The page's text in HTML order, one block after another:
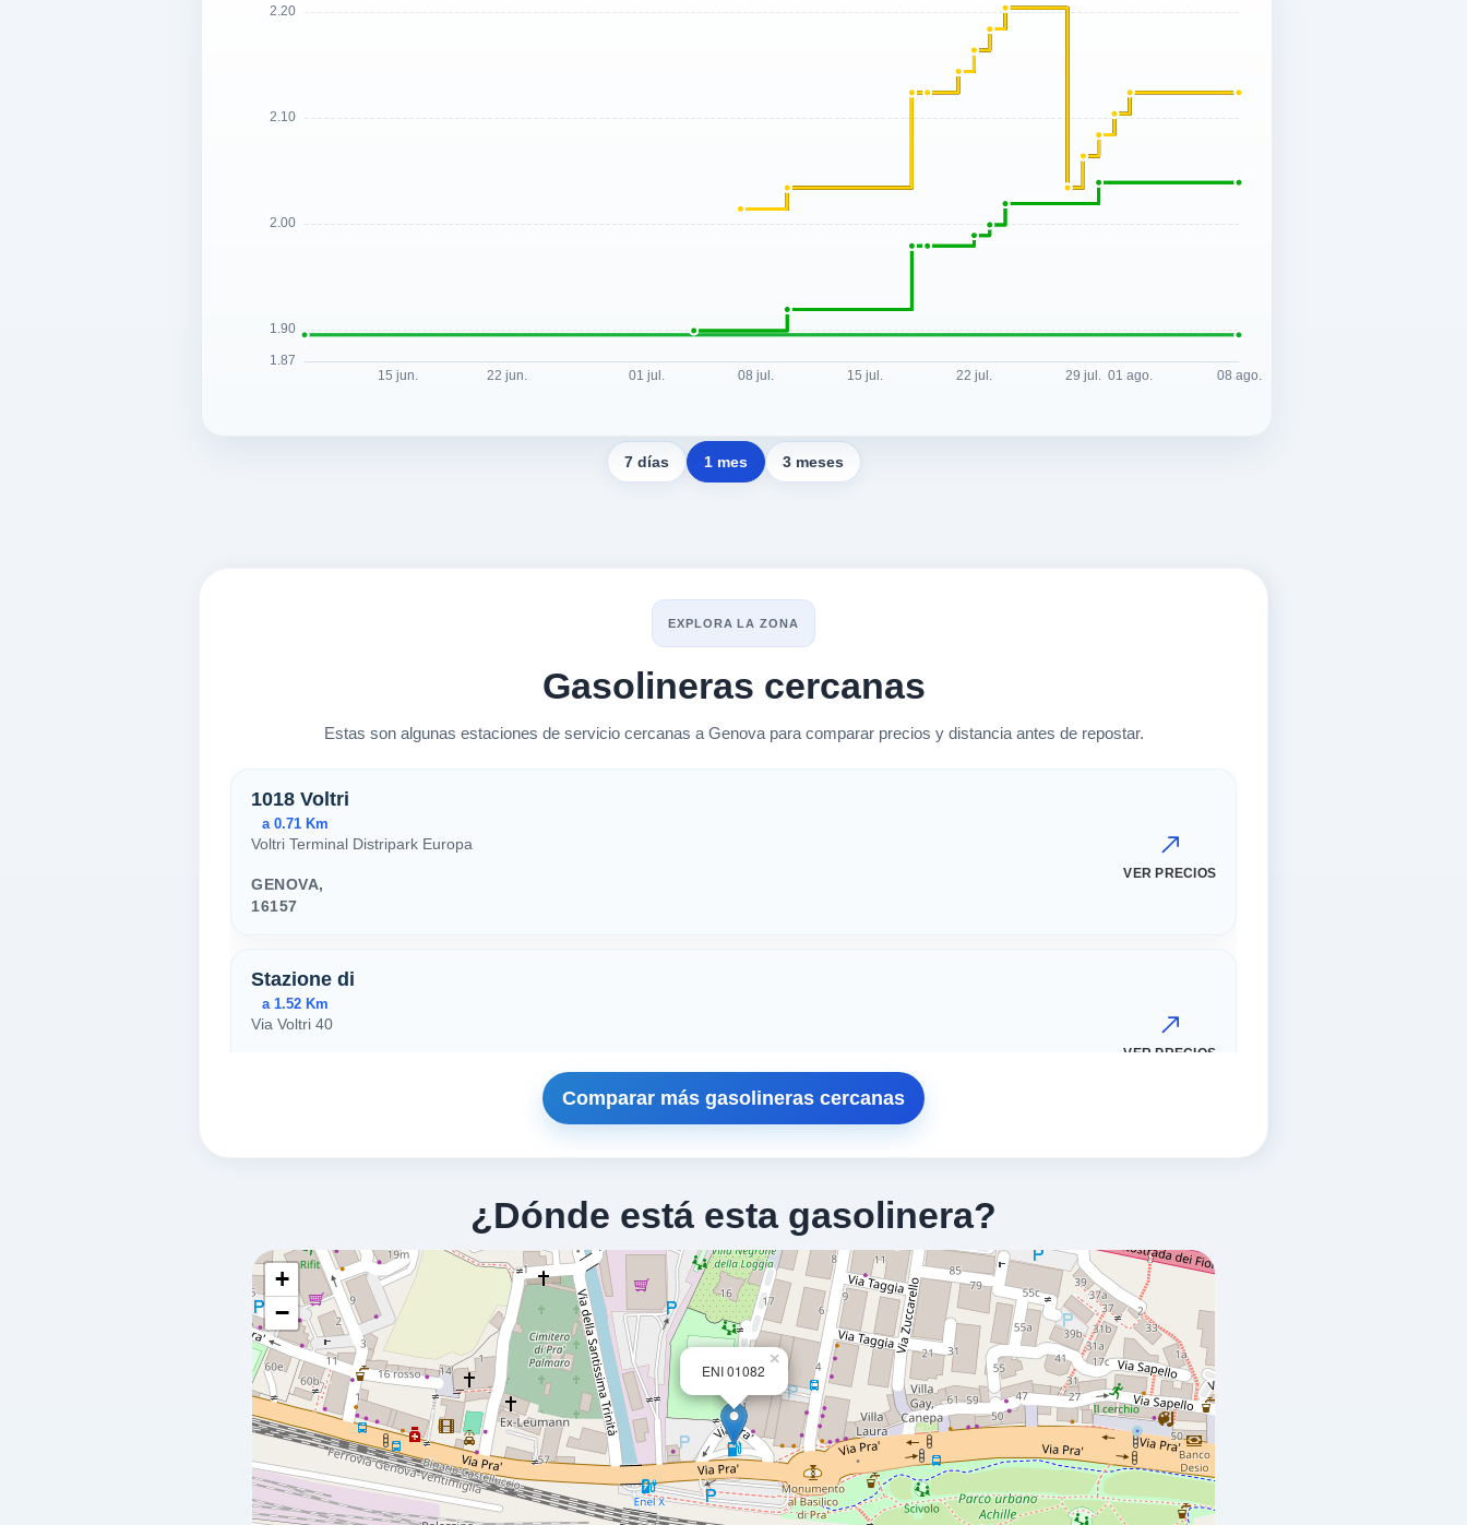
7 días 1 mes 3 meses
EXPLORA LA ZONA
Gasolineras cercanas
Estas son algunas estaciones de servicio cercanas a Genova para comparar precios y distancia antes de repostar.
Estaciones cercanas en Genova
1018 Voltri
a 0.71 Km
Voltri Terminal Distripark Europa
GENOVA,
16157
VER PRECIOS
Stazione di
a 1.52 Km
Via Voltri 40
VER PRECIOS
ALICE SPIOMBI
16157
AUTODITTAMO SAS
a 2.15 Km
Pegli 54r
GENOVA,
16157
VER PRECIOS
dueaservice snc
Comparar más gasolineras cercanas
¿Dónde está esta gasolinera?
ENI 01082
×
+
−